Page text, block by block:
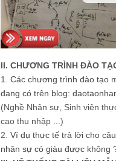
II. CHƯƠNG TRÌNH ĐÀO
1. Các chương trình đào tạo
đang có trên blog:
(Nghề Nhân sự, Sinh viên
cao thu nhập ...)
2. Ví dụ thực tế trả lời cho
nhân sự có giàu được không